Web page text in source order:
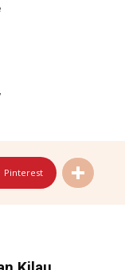
Pinterest